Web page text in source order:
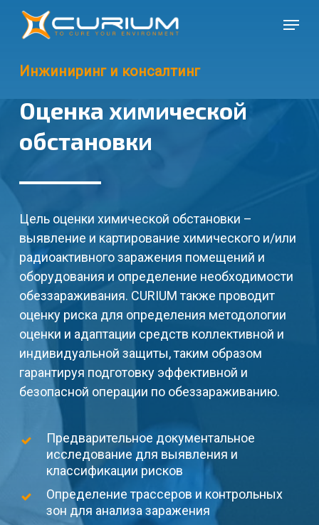
Перейти
содержанию
Меню
Инжиниринг и консалтинг
Оценка химической
обстановки
Цель оценки химической обстановки –
выявление и картирование химического и/или
радиоактивного заражения помещений и
оборудования и определение необходимости
обеззараживания. CURIUM также проводит
оценку риска для определения методологии
оценки и адаптации средств коллективной и
индивидуальной защиты, таким образом
гарантируя подготовку эффективной и
безопасной операции по обеззараживанию.
Предварительное документальное
исследование для выявления и
классификации рисков
Определение трассеров и контрольных
зон для анализа заражения